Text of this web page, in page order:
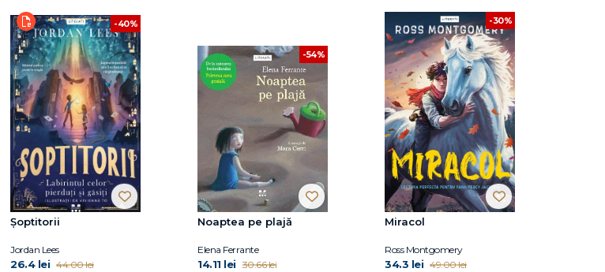
-40%
Șoptitorii
Jordan Lees
26.4 lei 44.00 lei
-54%
Noaptea pe plajă
Elena Ferrante
14.11 lei 30.66 lei
-30%
Miracol
Ross Montgomery
34.3 lei 49.00 lei